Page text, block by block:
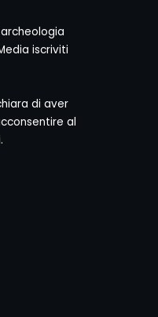
iscriviti
di aver
al